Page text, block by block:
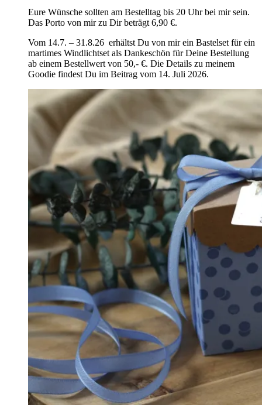
Eure Wünsche sollten am Bestelltag bis 20 Uhr bei mir sein.
Das Porto von mir zu Dir beträgt 6,90 €.
Vom 14.7. – 31.8.26 erhältst Du von mir ein Bastelset für ein
martimes Windlichtset als Dankeschön für Deine Bestellung
ab einem Bestellwert von 50,- €. Die Details zu meinem
Goodie findest Du im Beitrag vom 14. Juli 2026.